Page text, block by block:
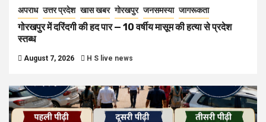
अपराध उत्तर प्रदेश खास खबर गोरखपुर जनसमस्या जागरूकता
गोरखपुर में दरिंदगी की हद पार — 10 वर्षीय मासूम की हत्या से प्रदेश
स्तब्ध
August 7, 2026 H S live news